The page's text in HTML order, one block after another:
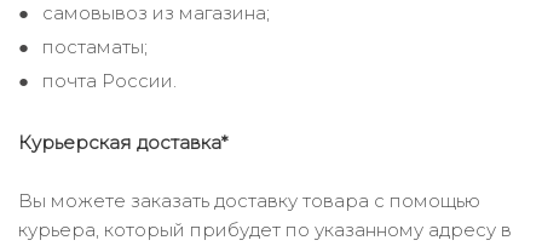
самовывоз из магазина;
постаматы;
почта России.
Курьерская доставка*
Вы можете заказать доставку товара с помощью
курьера, который прибудет по указанному адресу в